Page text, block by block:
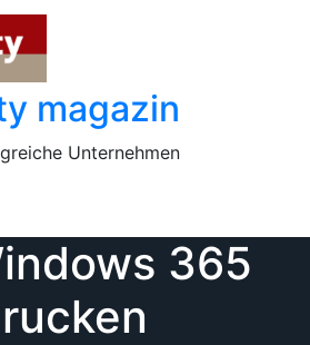
magazin
Unternehmen
365